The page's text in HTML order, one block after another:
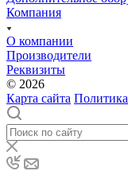
Компания
О компании
Производители
Реквизиты
© 2026
Карта сайта